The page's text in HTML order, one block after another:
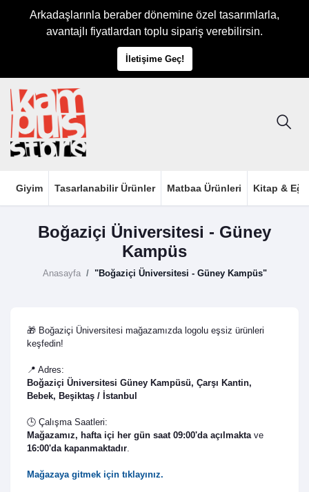
Arkadaşlarınla beraber dönemine özel tasarımlarla,
avantajlı fiyatlardan toplu sipariş verebilirsin.
İletişime Geç!
Giyim Tasarlanabilir Ürünler Matbaa Ürünleri Kitap &
Boğaziçi Üniversitesi - Güney
Kampüs
Anasayfa "Boğaziçi Üniversitesi - Güney Kampüs"
🎁 Boğaziçi Üniversitesi mağazamızda logolu eşsiz ürünleri
keşfedin!
📍 Adres:
Boğaziçi Üniversitesi Güney Kampüsü, Çarşı Kantin,
Bebek, Beşiktaş / İstanbul
🕒 Çalışma Saatleri:
Mağazamız, hafta içi her gün saat 09:00'da açılmaktave
16:00'da kapanmaktadır.
Mağazaya gitmek için tıklayınız.